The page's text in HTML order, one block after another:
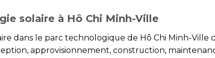
solaire à Hô Chi Minh-Ville
dans le parc technologique de Hô Chi Minh-Ville
approvisionnement, construction,